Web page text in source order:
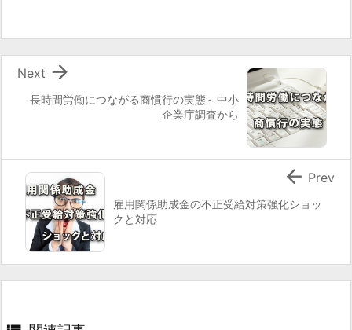
長時間労働につながる商慣行の実態～中小
企業庁調査から

Next
雇用関係助成金の不正受給対策強化ショッ
クと対応
 Prev